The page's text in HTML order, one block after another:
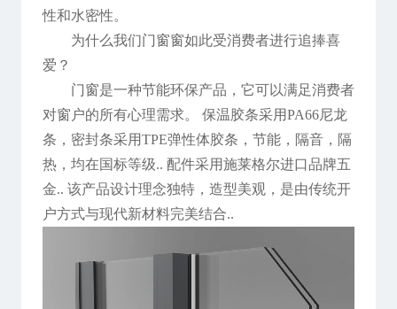
性和水密性。
为什么我们门窗窗如此受消费者进行追捧喜
爱？
门窗是一种节能环保产品，它可以满足消费者
对窗户的所有心理需求。 保温胶条采用PA66尼龙
条，密封条采用TPE弹性体胶条，节能，隔音，隔
热，均在国标等级.. 配件采用施莱格尔进口品牌五
金.. 该产品设计理念独特，造型美观，是由传统开
户方式与现代新材料完美结合..